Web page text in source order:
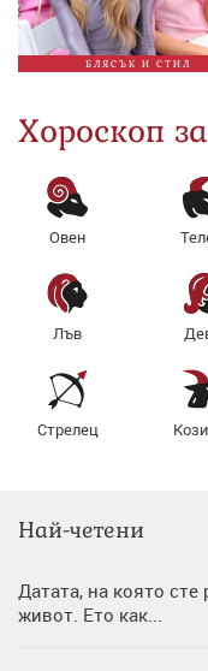
БЛЯСЪК И СТИЛ
Хороскоп
Овен
Лъв
Стрелец
Най-четени
Датата, на която
живот. Ето как...